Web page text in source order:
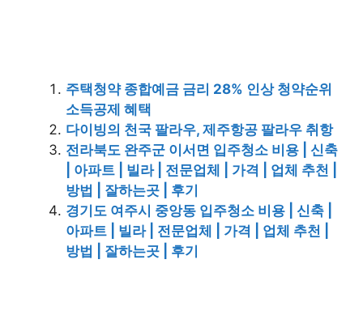
주택청약 종합예금 금리 28% 인상 청약순위
소득공제 혜택
다이빙의 천국 팔라우, 제주항공 팔라우 취항
전라북도 완주군 이서면 입주청소 비용 | 신축
| 아파트 | 빌라 | 전문업체 | 가격 | 업체 추천 |
방법 | 잘하는곳 | 후기
경기도 여주시 중앙동 입주청소 비용 | 신축 |
아파트 | 빌라 | 전문업체 | 가격 | 업체 추천 |
방법 | 잘하는곳 | 후기